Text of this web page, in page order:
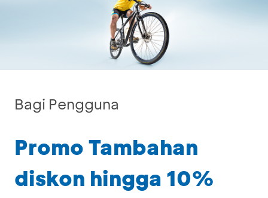
Bagi Pengguna
Promo Tambahan
diskon hingga 10%